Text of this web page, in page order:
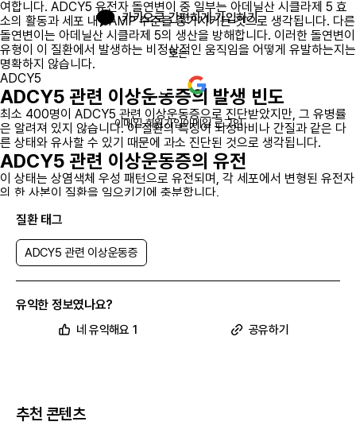
여합니다. ADCY5 유전자 돌연변이 중 일부는 아데닐산 시클라제 5 효
소의 활동과 세포 내 cAMP 수준을 증가시키는 것으로 생각됩니다. 다른
돌연변이는 아데닐산 시클라제 5의 생산을 방해합니다. 이러한 돌연변이
유형이 이 질환에서 발생하는 비정상적인 움직임을 어떻게 유발하는지는
명확하지 않습니다.
ADCY5
ADCY5 관련 이상운동증의 발생 빈도
최소 400명이 ADCY5 관련 이상운동증으로 진단받았지만, 그 유병률
은 알려져 있지 않습니다. 이 질환의 특징이 뇌성마비나 간질과 같은 다
른 상태와 유사할 수 있기 때문에 과소 진단된 것으로 생각됩니다.
ADCY5 관련 이상운동증의 유전
이 상태는 상염색체 우성 패턴으로 유전되며, 각 세포에서 변형된 유전자
의 한 사본이 질환을 일으키기에 충분합니다.
돌연변이를 유전받습니다. 다른 경우에는 유전자에서 새로운 돌연변이가
발생하여 가족력 없이 질환이 발생합니다.
카카오로 간편하게 가입하기
또는
이메일 회원가입이메일 로그인
질환 태그
ADCY5 관련 이상운동증
유익한 정보였나요?
네 유익해요 1 공유하기
추천 콘텐츠